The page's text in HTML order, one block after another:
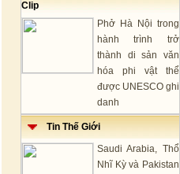
Clip
Phở Hà Nội trong
hành trình trở
thành di sản văn
hóa phi vật thể
được UNESCO ghi
danh
Tin Thế Giới
Saudi Arabia, Thổ
Nhĩ Kỳ và Pakistan